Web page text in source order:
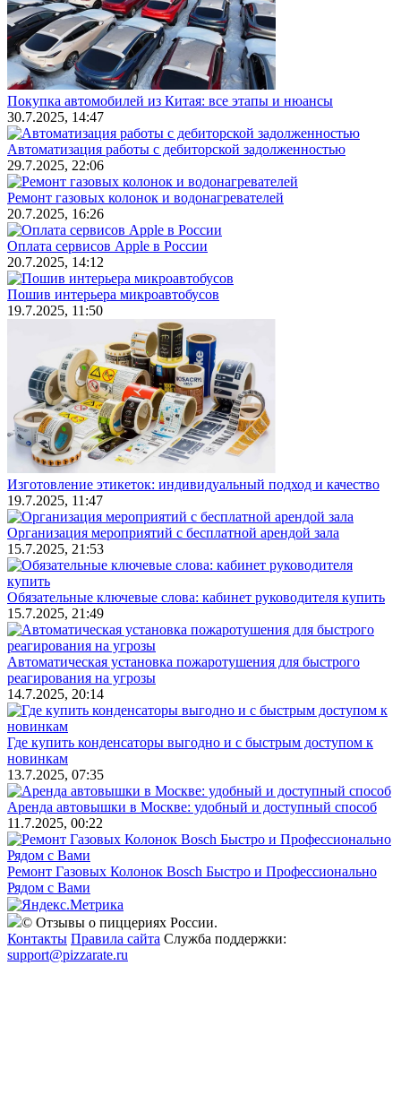
Покупка автомобилей из Китая: все этапы и нюансы
30.7.2025, 14:47
Автоматизация работы с дебиторской задолженностью
29.7.2025, 22:06
Ремонт газовых колонок и водонагревателей
20.7.2025, 16:26
Оплата сервисов Apple в России
20.7.2025, 14:12
Пошив интерьера микроавтобусов
19.7.2025, 11:50
Изготовление этикеток: индивидуальный подход и качество
19.7.2025, 11:47
Организация мероприятий с бесплатной арендой зала
15.7.2025, 21:53
Обязательные ключевые слова: кабинет руководителя купить
15.7.2025, 21:49
Автоматическая установка пожаротушения для быстрого
реагирования на угрозы
14.7.2025, 20:14
Где купить конденсаторы выгодно и с быстрым доступом к
новинкам
13.7.2025, 07:35
Аренда автовышки в Москве: удобный и доступный способ
11.7.2025, 00:22
Ремонт Газовых Колонок Bosch Быстро и Профессионально
Рядом с Вами
© Отзывы о пиццериях России.
Контакты Правила сайта Служба поддержки:
support@pizzarate.ru